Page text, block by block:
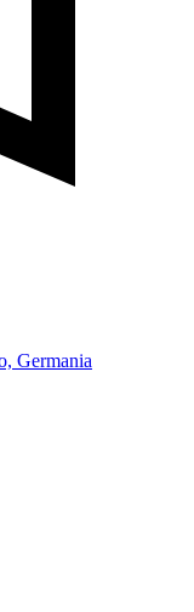
Germania